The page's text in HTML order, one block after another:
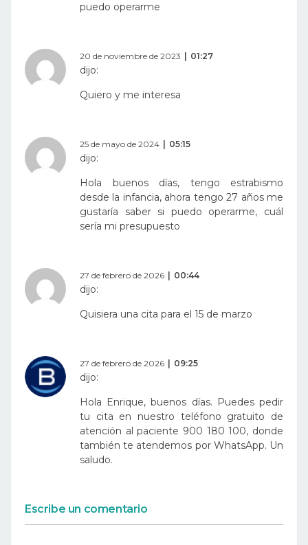
puedo operarme
20 de noviembre de 2023 01:27
dijo:
Quiero y me interesa
25 de mayo de 2024 05:15
dijo:
Hola buenos días, tengo estrabismo
desde la infancia, ahora tengo 27 años me
gustaría saber si puedo operarme, cuál
sería mi presupuesto
27 de febrero de 2026 00:44
dijo:
Quisiera una cita para el 15 de marzo
27 de febrero de 2026 09:25
dijo:
Hola Enrique, buenos días. Puedes pedir
tu cita en nuestro teléfono gratuito de
atención al paciente 900 180 100, donde
también te atendemos por WhatsApp. Un
saludo.
Escribe un comentario